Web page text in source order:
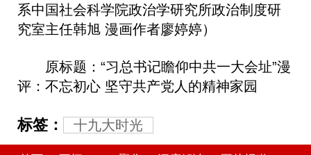
系中国社会科学院政治学研究所政治制度研
究室主任韩旭 漫画作者廖婷婷）
原标题：“习总书记瞻仰中共一大会址”漫
评：不忘初心 坚守共产党人的精神家园
标签： 十九大时光